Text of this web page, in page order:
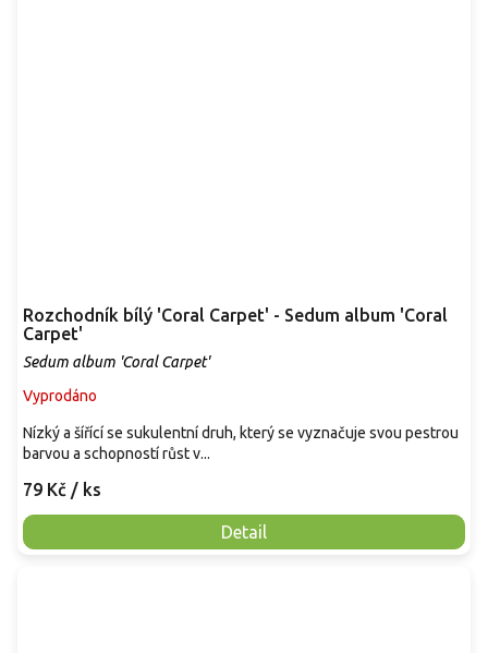
Rozchodník bílý 'Coral Carpet' - Sedum album 'Coral
Carpet'
Sedum album 'Coral Carpet'
Vyprodáno
79 Kč / ks
Detail
Nízký a šířící se sukulentní druh, který se vyznačuje svou pestrou
barvou a schopností růst v...